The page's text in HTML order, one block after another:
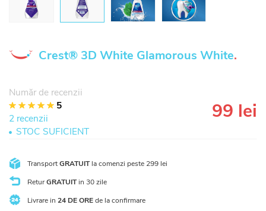
Crest® 3D White Glamorous White.
Număr de recenzii
1 2 3 4 5
5
2 recenzii
STOC SUFICIENT
99 lei
TransportGRATUITla comenzi peste 299 lei
ReturGRATUITin 30 zile
Livrare in 24 DE OREde la confirmare